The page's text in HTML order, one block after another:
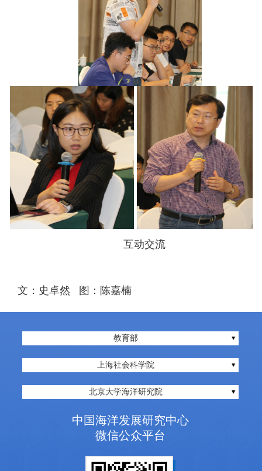
互动交流
文：史卓然 图：陈嘉楠
教育部
上海社会科学院
北京大学海洋研究院
中国海洋发展研究中心
微信公众平台